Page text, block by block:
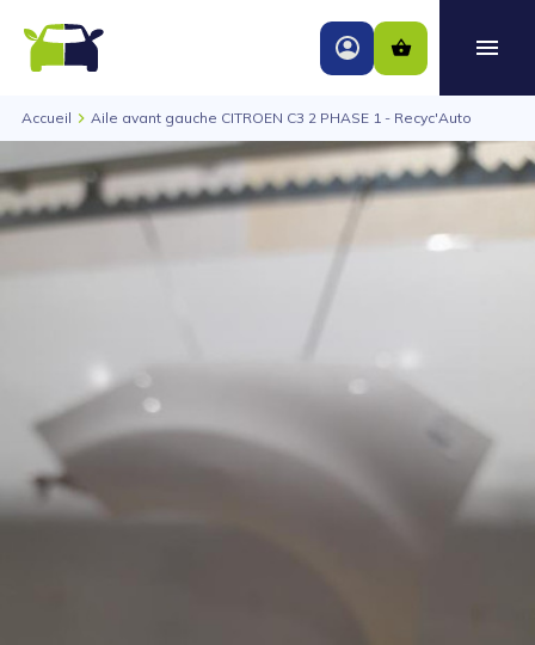
Accueil Aile avant gauche CITROEN C3 2 PHASE 1 - Recyc'Auto